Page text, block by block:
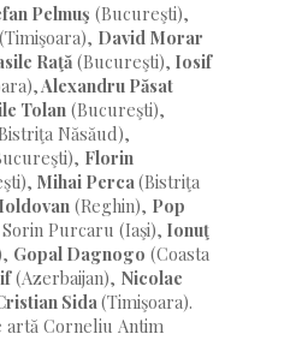
Pelmuş (Bucureşti),
(Timişoara), David Morar
Raţă(Bucureşti), Iosif
Alexandru Păsat
Tolan (Bucureşti),
Năsăud),
Florin
Mihai Perca(Bistriţa
(Reghin), Pop
Purcaru (Iaşi), Ionuţ
Gopal Dagnogo (Coasta
(Azerbaijan), Nicolae
Sida(Timişoara).
Corneliu Antim